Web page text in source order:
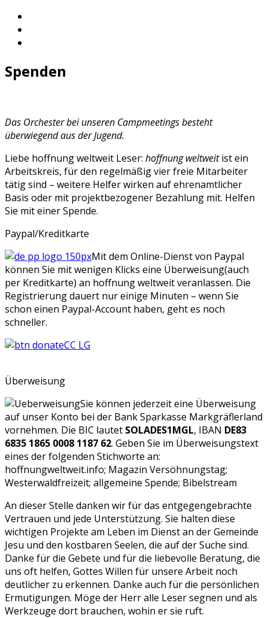
Spenden
Das Orchester bei unseren Campmeetings besteht
überwiegend aus der Jugend.
Liebe hoffnung weltweit Leser: hoffnung weltweitist ein
Arbeitskreis, für den regelmäßig vier freie Mitarbeiter
tätig sind – weitere Helfer wirken auf ehrenamtlicher
Basis oder mit projekt­bezogener Bezahlung mit. Helfen
Sie mit einer Spende.
Paypal/Kreditkarte
Mit dem Online-Dienst von Paypal
können Sie mit wenigen Klicks eine Überweisung(auch
per Kreditkarte) an hoffnung weltweit veranlassen. Die
Registrierung dauert nur einige Minuten – wenn Sie
schon einen Paypal-Account haben, geht es noch
schneller.
Überweisung
Sie können jederzeit eine Überweisung
auf unser Konto bei der Bank Sparkasse Markgräflerland
vornehmen. Die BIC lautet SOLADES1MGL, IBAN DE83
6835 1865 0008 1187 62. Geben Sie im Überweisungstext
eines der folgenden Stichworte an:
hoffnungweltweit.info; Magazin Versöhnungstag;
Westerwaldfreizeit; allgemeine Spende; Bibelstream
An dieser Stelle danken wir für das entgegengebrachte
Vertrauen und jede Unterstützung. Sie halten diese
wichtigen Projekte am Leben im Dienst an der Gemeinde
Jesu und den kostbaren Seelen, die auf der Suche sind.
Danke für die Gebete und für die liebevolle Beratung, die
uns oft helfen, Gottes Willen für unsere Arbeit noch
deutlicher zu erkennen. Danke auch für die persönlichen
Ermutigungen. Möge der Herr alle Leser segnen und als
Werkzeuge dort brauchen, wohin er sie ruft.